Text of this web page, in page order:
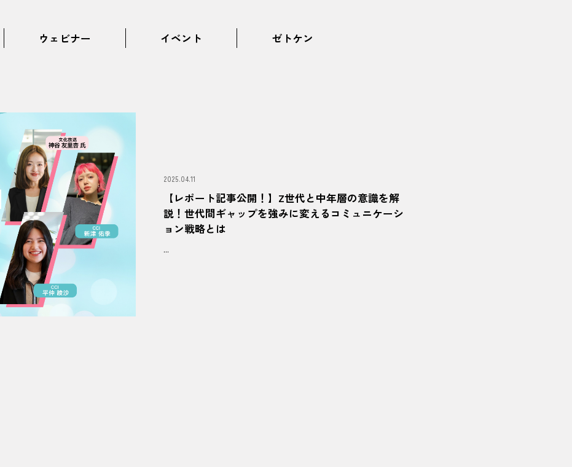
ウェビナー イベント ゼトケン
2025.04.11
【レポート記事公開！】Z世代と中年層の意識を解
説！世代間ギャップを強みに変えるコミュニケーシ
ョン戦略とは
...